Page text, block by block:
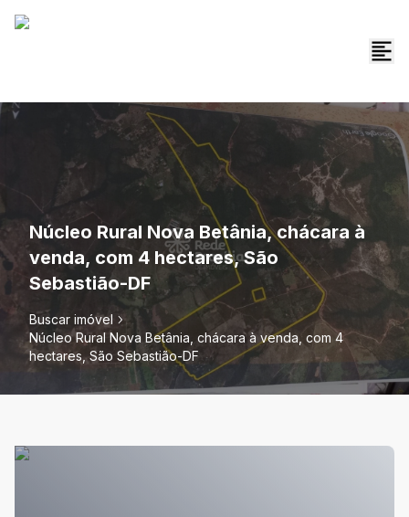
Núcleo Rural Nova Betânia, chácara à
venda, com 4 hectares, São
Sebastião-DF
Buscar imóvel
Núcleo Rural Nova Betânia, chácara à venda, com 4
hectares, São Sebastião-DF